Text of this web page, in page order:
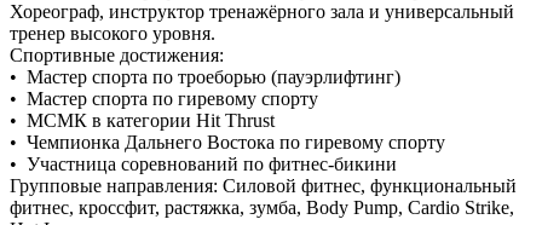
Хореограф, инструктор тренажёрного зала и универсальный
тренер высокого уровня.
Спортивные достижения:
• Мастер спорта по троеборью (пауэрлифтинг)
• Мастер спорта по гиревому спорту
• МСМК в категории Hit Thrust
• Чемпионка Дальнего Востока по гиревому спорту
• Участница соревнований по фитнес-бикини
Групповые направления: Силовой фитнес, функциональный
фитнес, кроссфит, растяжка, зумба, Body Pump, Cardio Strike,